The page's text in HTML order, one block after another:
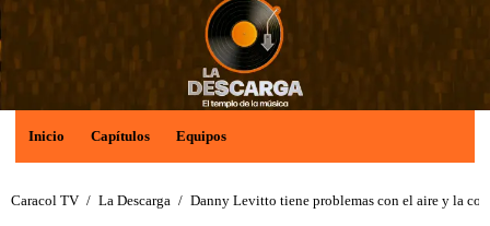
Inicio Capítulos Equipos
Caracol TV / La Descarga / Danny Levitto tiene problemas con el aire y la